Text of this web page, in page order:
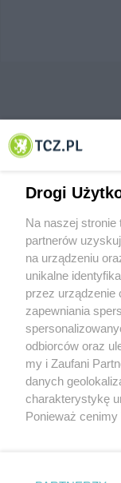
© 2001-2026 Tczew -
O FIRMIE
REKLAMA
Aktualności
Tcz24
Drogi
Na naszej
partnerów
na urządzeniu
unikalne
przez urządzenie
zapewniania
odbiorców oraz
my i Zaufani
danych
charakterystykę
Ponieważ